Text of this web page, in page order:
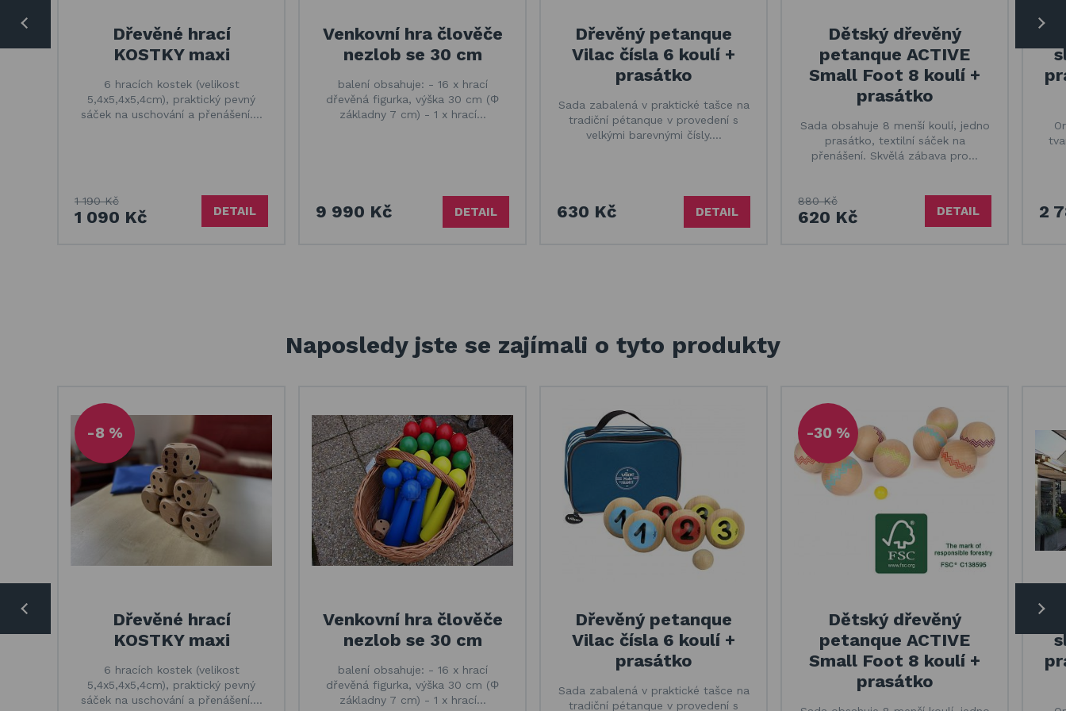
Dřevěné hrací
KOSTKY maxi
6 hracích kostek (velikost
5,4x5,4x5,4cm), praktický pevný
sáček na uschování a přenášení.…
1 190 Kč
1 090 Kč DETAIL
Venkovní hra člověče
nezlob se 30 cm
balení obsahuje: - 16 x hrací
dřevěná figurka, výška 30 cm (Φ
základny 7 cm) - 1 x hrací…
9 990 Kč DETAIL
Dřevěný petanque
Vilac čísla 6 koulí +
prasátko
Sada zabalená v praktické tašce na
tradiční pétanque v provedení s
velkými barevnými čísly.…
630 Kč DETAIL
Dětský dřevěný
petanque ACTIVE
Small Foot 8 koulí +
prasátko
Sada obsahuje 8 menší koulí, jedno
prasátko, textilní sáček na
přenášení. Skvělá zábava pro…
880 Kč
620 Kč DETAIL 2
Naposledy jste se zajímali o tyto produkty
-8 %
Dřevěné hrací
KOSTKY maxi
6 hracích kostek (velikost
5,4x5,4x5,4cm), praktický pevný
sáček na uschování a přenášení.…
Venkovní hra člověče
nezlob se 30 cm
balení obsahuje: - 16 x hrací
dřevěná figurka, výška 30 cm (Φ
základny 7 cm) - 1 x hrací…
Dřevěný petanque
Vilac čísla 6 koulí +
prasátko
Sada zabalená v praktické tašce na
tradiční pétanque v provedení s
-30 %
Dětský dřevěný
petanque ACTIVE
Small Foot 8 koulí +
prasátko